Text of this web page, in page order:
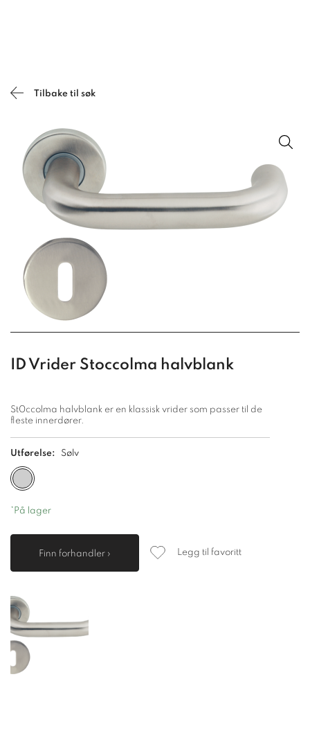
Tilbake til søk
ID Vrider Stoccolma halvblank
St0ccolma halvblank er en klassisk vrider som passer til de
fleste innerdører.
Utførelse: Sølv
*På lager
Finn forhandler › Legg til favoritt